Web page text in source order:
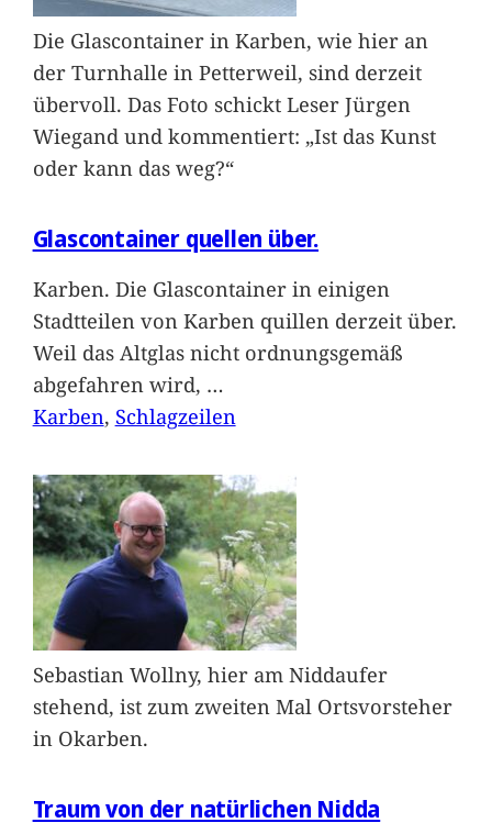
Die Glascontainer in Karben, wie hier an
der Turnhalle in Petterweil, sind derzeit
übervoll. Das Foto schickt Leser Jürgen
Wiegand und kommentiert: „Ist das Kunst
oder kann das weg?“
Glascontainer quellen über.
Karben. Die Glascontainer in einigen
Stadtteilen von Karben quillen derzeit über.
Weil das Altglas nicht ordnungsgemäß
abgefahren wird, …
Karben, Schlagzeilen
Sebastian Wollny, hier am Niddaufer
stehend, ist zum zweiten Mal Ortsvorsteher
in Okarben.
Traum von der natürlichen Nidda